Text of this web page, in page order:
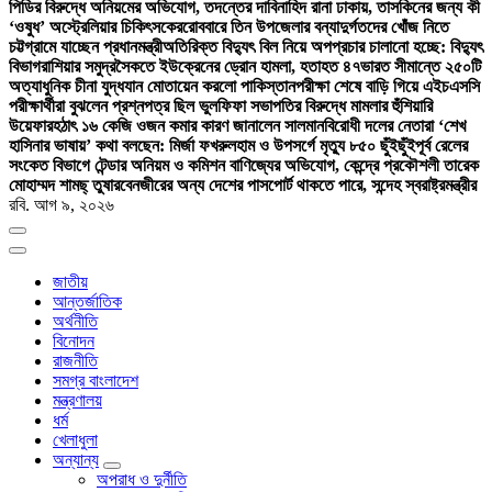
পিডির বিরুদ্ধে অনিয়মের অভিযোগ, তদন্তের দাবিনাহিদ রানা ঢাকায়, তাসকিনের জন্য কী
‘ওষুধ’ অস্ট্রেলিয়ার চিকিৎসকেররোববারে তিন উপজেলার বন্যাদুর্গতদের খোঁজ নিতে
চট্টগ্রামে যাচ্ছেন প্রধানমন্ত্রীঅতিরিক্ত বিদ্যুৎ বিল নিয়ে অপপ্রচার চালানো হচ্ছে: বিদ্যুৎ
বিভাগরাশিয়ার সমুদ্রসৈকতে ইউক্রেনের ড্রোন হামলা, হতাহত ৪৭ভারত সীমান্তে ২৫০টি
অত্যাধুনিক চীনা যুদ্ধযান মোতায়েন করলো পাকিস্তানপরীক্ষা শেষে বাড়ি গিয়ে এইচএসসি
পরীক্ষার্থীরা বুঝলেন প্রশ্নপত্র ছিল ভুলফিফা সভাপতির বিরুদ্ধে মামলার হুঁশিয়ারি
উয়েফারহঠাৎ ১৬ কেজি ওজন কমার কারণ জানালেন সালমানবিরোধী দলের নেতারা ‘শেখ
হাসিনার ভাষায়’ কথা বলছেন: মির্জা ফখরুলহাম ও উপসর্গে মৃত্যু ৮৫০ ছুঁইছুঁইপূর্ব রেলের
সংকেত বিভাগে টেন্ডার অনিয়ম ও কমিশন বাণিজ্যের অভিযোগ, কেন্দ্রে প্রকৌশলী তারেক
মোহাম্মদ শামছ্ তুষারবেনজীরের অন্য দেশের পাসপোর্ট থাকতে পারে, সন্দেহ স্বরাষ্ট্রমন্ত্রীর
রবি. আগ ৯, ২০২৬
জাতীয়
আন্তর্জাতিক
অর্থনীতি
বিনোদন
রাজনীতি
সমগ্র বাংলাদেশ
মন্ত্রণালয়
ধর্ম
খেলাধুলা
অন্যান্য
অপরাধ ও দুর্নীতি